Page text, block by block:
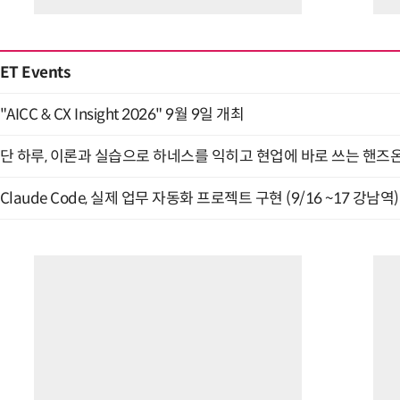
ET Events
"AICC & CX Insight 2026" 9월 9일 개최
단 하루, 이론과 실습으로 하네스를 익히고 현업에 바로 쓰는 핸즈
Claude Code, 실제 업무 자동화 프로젝트 구현 (9/16 ~17 강남역)